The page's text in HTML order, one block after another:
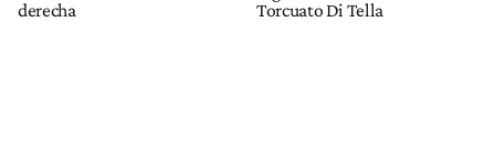
derecha
Torcuato Di Tella